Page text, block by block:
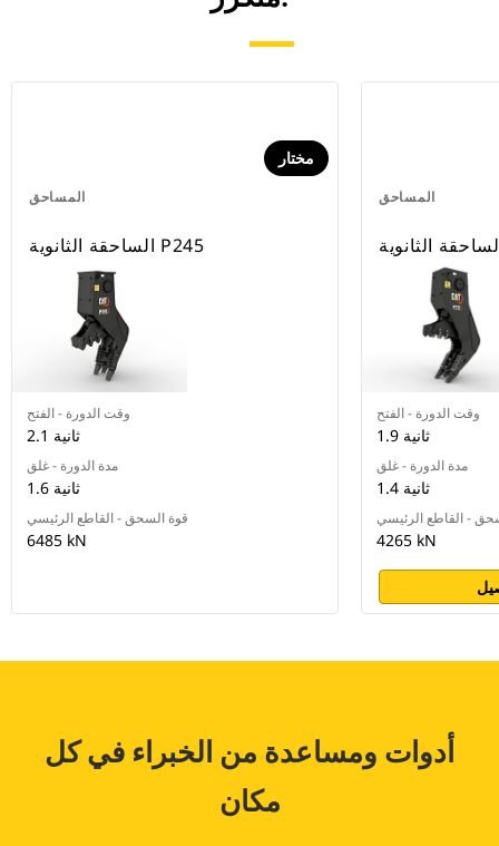
المساحق
مختار
الساحقة الثانوية P245
وقت الدورة - الفتح
2.1 ثانية
مدة الدورة - غلق
1.6 ثانية
قوة السحق - القاطع الرئيسي
6485 kN
المساحق
وقت الدورة - الفتح
1.9 ثانية
مدة الدورة - غلق
1.4 ثانية
- القاطع الرئيسي
4265 kN
أدوات ومساعدة من الخبراء في كل
مكان